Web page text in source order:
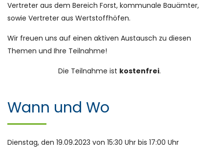
Vertreter aus dem Bereich Forst, kommunale Bauämter,
sowie Vertreter aus Wertstoffhöfen.
Wir freuen uns auf einen aktiven Austausch zu diesen
Themen und Ihre Teilnahme!
Die Teilnahme ist kostenfrei.
Wann und Wo
Dienstag, den 19.09.2023 von 15:30 Uhr bis 17:00 Uhr